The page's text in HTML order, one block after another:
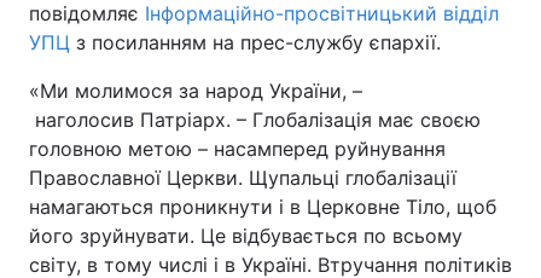
повідомляє Інформаційно-просвітницький відділ
УПЦ з посиланням на прес-службу єпархії.
«Ми молимося за народ України, –
наголосив Патріарх. – Глобалізація має своєю
головною метою – насамперед руйнування
Православної Церкви. Щупальці глобалізації
намагаються проникнути і в Церковне Тіло, щоб
його зруйнувати. Це відбувається по всьому
світу, в тому числі і в Україні. Втручання політиків